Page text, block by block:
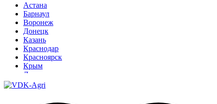
Астана
Барнаул
Воронеж
Донецк
Казань
Краснодар
Красноярск
Крым
Луганск
Москва
Нижний Новгород